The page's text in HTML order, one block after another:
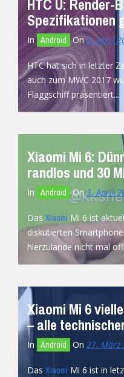
HTC U: Render-
Spezifikationen
In Android On3. April
HTC hat sich in letzter
auch zum MWC 2017
Flaggschiff präsentiert....
READ MORE
Xiaomi Mi 6:
randlos und 30
In Android On3. April
Das Xiaomi Mi 6 ist
diskutierten
hierzulande nicht mal
READ MORE
Xiaomi Mi 6
– alle
In Android On 27. März
Das Xiaomi Mi 6 ist in